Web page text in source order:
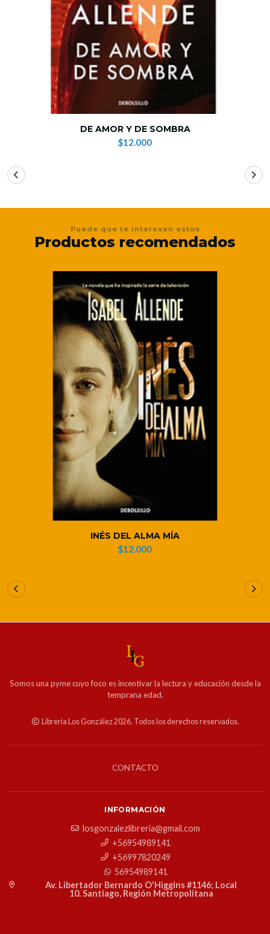
DE AMOR Y DE SOMBRA
$12.000
Puede que te interesen estos
Productos recomendados
INÉS DEL ALMA MÍA
$12.000
Somos una pyme cuyo foco es incentivar la lectura y educación desde la
temprana edad.
Librería Los González 2026. Todos los derechos reservados.
CONTACTO
INFORMACIÓN
losgonzalezlibreria@gmail.com
+56954989141
+56997820249
56954989141
Av. Libertador Bernardo O'Higgins #1146; Local
10. Santiago, Región Metropolitana